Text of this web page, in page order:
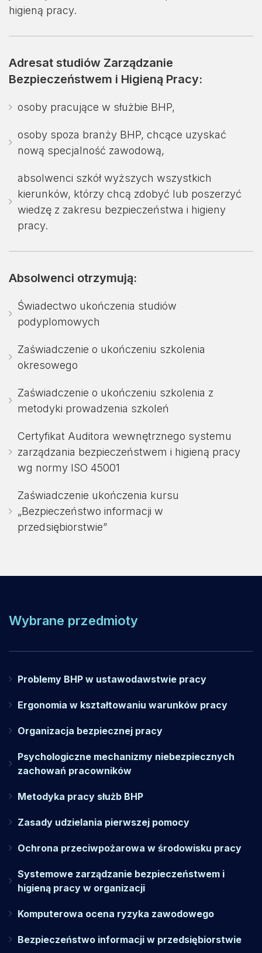
higieną pracy.
Adresat studiów Zarządzanie
Bezpieczeństwem i Higieną Pracy:
osoby pracujące w służbie BHP,
osoby spoza branży BHP, chcące uzyskać
nową specjalność zawodową,
absolwenci szkół wyższych wszystkich
kierunków, którzy chcą zdobyć lub poszerzyć
wiedzę z zakresu bezpieczeństwa i higieny
pracy.
Absolwenci otrzymują:
Świadectwo ukończenia studiów
podyplomowych
Zaświadczenie o ukończeniu szkolenia
okresowego
Zaświadczenie o ukończeniu szkolenia z
metodyki prowadzenia szkoleń
Certyfikat Auditora wewnętrznego systemu
zarządzania bezpieczeństwem i higieną pracy
wg normy ISO 45001
Zaświadczenie ukończenia kursu
„Bezpieczeństwo informacji w
przedsiębiorstwie”
Wybrane przedmioty
Problemy BHP w ustawodawstwie pracy
Ergonomia w kształtowaniu warunków pracy
Organizacja bezpiecznej pracy
Psychologiczne mechanizmy niebezpiecznych
zachowań pracowników
Metodyka pracy służb BHP
Zasady udzielania pierwszej pomocy
Ochrona przeciwpożarowa w środowisku pracy
Systemowe zarządzanie bezpieczeństwem i
higieną pracy w organizacji
Komputerowa ocena ryzyka zawodowego
Bezpieczeństwo informacji w przedsiębiorstwie